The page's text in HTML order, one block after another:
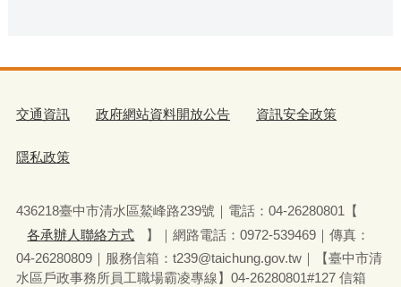
交通資訊 政府網站資料開放公告 資訊安全政策
隱私政策
436218臺中市清水區鰲峰路239號｜電話：04-26280801【
各承辦人聯絡方式
】｜網路電話：0972-539469｜傳真：
04-26280809｜服務信箱：t239@taichung.gov.tw｜【臺中市清
水區戶政事務所員工職場霸凌專線】04-26280801#127 信箱